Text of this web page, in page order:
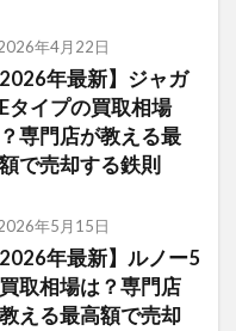
年4月22日
2026年最新】ジャガ
タイプの買取相場
専門店が教える最
で売却する鉄則
年5月15日
2026年最新】ルノー5
取相場は？専門店
える最高額で売却